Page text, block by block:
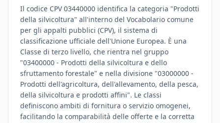
Il codice CPV 03440000 identifica la categoria "Prodotti
della silvicoltura" all'interno del Vocabolario comune
per gli appalti pubblici (CPV), il sistema di
classificazione ufficiale dell'Unione Europea. È una
Classe di terzo livello, che rientra nel gruppo
"03400000 - Prodotti della silvicoltura e dello
sfruttamento forestale" e nella divisione "03000000 -
Prodotti dell'agricoltura, dell'allevamento, della pesca,
della silvicoltura e prodotti affini". Le classi
definiscono ambiti di fornitura o servizio omogenei,
facilitando la comparabilità delle offerte e la corretta